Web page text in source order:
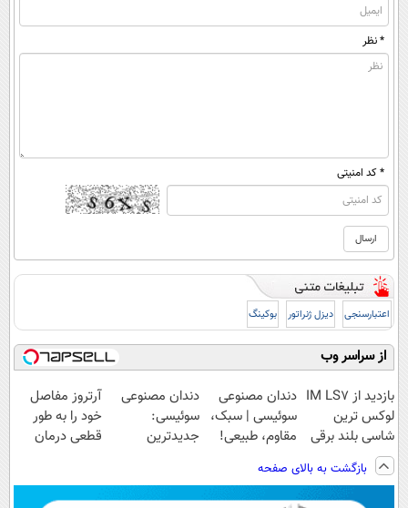
* نظر
* کد امنیتی
اعتبارسنجی دیزل ژنراتور بوکینگ
از سراسر وب
بازدید از IM LS7
لوکس ترین
شاسی بلند برقی
ایران در باشگاه
انقلاب
دندان مصنوعی
سوئیسی | سبک،
مقاوم، طبیعی!
رایگان+پرداخت
اقساطی😍
دندان مصنوعی
سوئیسی:
جدیدترین
پرداخت قسطی
آرتروز مفاصل
خود را به طور
قطعی درمان
بازگشت به بالای صفحه